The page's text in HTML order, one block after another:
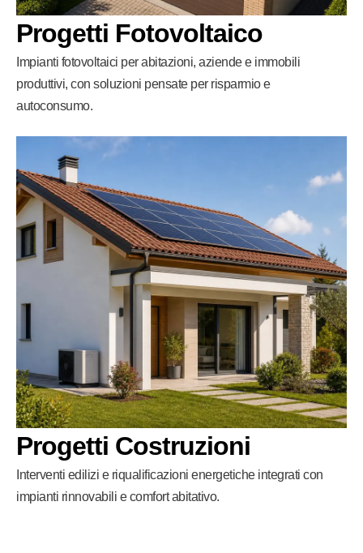
Progetti Fotovoltaico
Impianti fotovoltaici per abitazioni, aziende e immobili
produttivi, con soluzioni pensate per risparmio e
autoconsumo.
Progetti Costruzioni
Interventi edilizi e riqualificazioni energetiche integrati con
impianti rinnovabili e comfort abitativo.